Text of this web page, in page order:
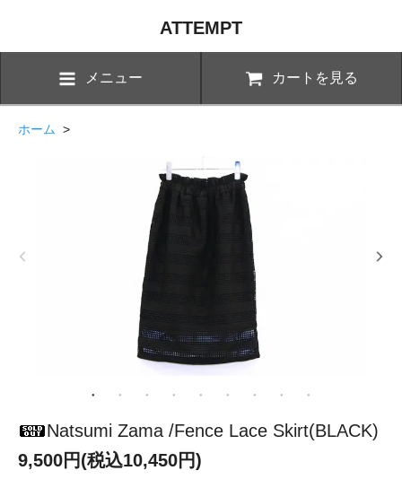
ATTEMPT
メニュー カートを見る
ホーム >
Natsumi Zama /Fence Lace Skirt(BLACK)
9,500円(税込10,450円)